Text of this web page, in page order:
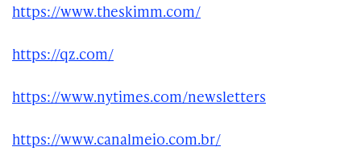
https://www.theskimm.com/
https://qz.com/
https://www.nytimes.com/newsletters
https://www.canalmeio.com.br/